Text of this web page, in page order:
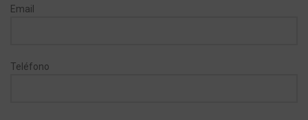
Email
Teléfono